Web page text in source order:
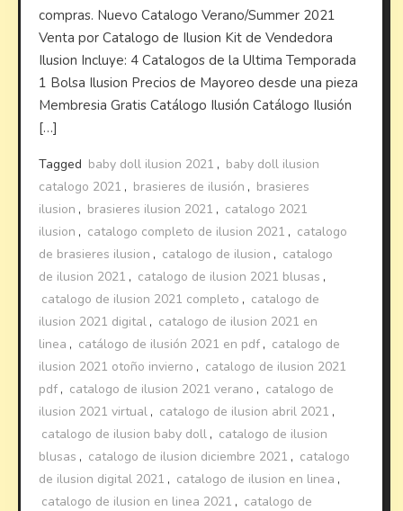
compras. Nuevo Catalogo Verano/Summer 2021
Venta por Catalogo de Ilusion Kit de Vendedora
Ilusion Incluye: 4 Catalogos de la Ultima Temporada
1 Bolsa Ilusion Precios de Mayoreo desde una pieza
Membresia Gratis Catálogo Ilusión Catálogo Ilusión
[…]
Tagged baby doll ilusion 2021 , baby doll ilusion
catalogo 2021 , brasieres de ilusión , brasieres
ilusion , brasieres ilusion 2021 , catalogo 2021
ilusion , catalogo completo de ilusion 2021 , catalogo
de brasieres ilusion , catalogo de ilusion , catalogo
de ilusion 2021 , catalogo de ilusion 2021 blusas ,
catalogo de ilusion 2021 completo , catalogo de
ilusion 2021 digital , catalogo de ilusion 2021 en
linea , catálogo de ilusión 2021 en pdf , catalogo de
ilusion 2021 otoño invierno , catalogo de ilusion 2021
pdf , catalogo de ilusion 2021 verano , catalogo de
ilusion 2021 virtual , catalogo de ilusion abril 2021 ,
catalogo de ilusion baby doll , catalogo de ilusion
blusas , catalogo de ilusion diciembre 2021 , catalogo
de ilusion digital 2021 , catalogo de ilusion en linea ,
catalogo de ilusion en linea 2021 , catalogo de